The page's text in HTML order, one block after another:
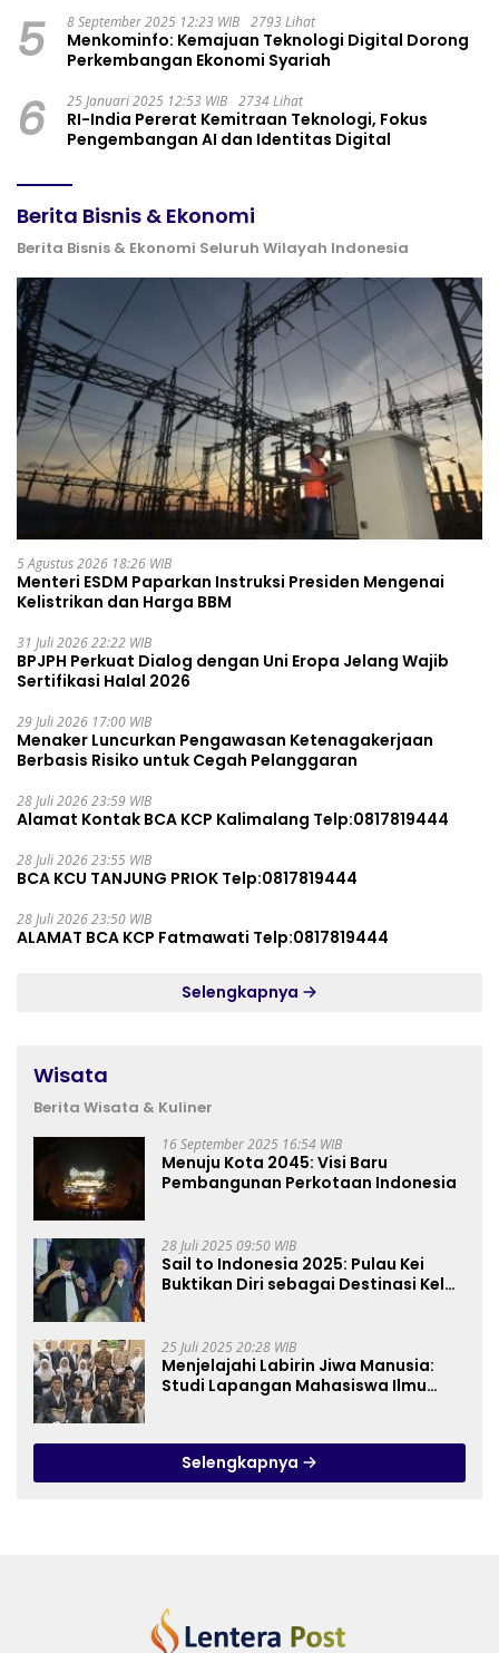
5 8 September 2025 12:23 WIB 2793 Lihat
Menkominfo: Kemajuan Teknologi Digital Dorong
Perkembangan Ekonomi Syariah
6 25 Januari 2025 12:53 WIB 2734 Lihat
RI-India Pererat Kemitraan Teknologi, Fokus
Pengembangan AI dan Identitas Digital
Berita Bisnis & Ekonomi
Berita Bisnis & Ekonomi Seluruh Wilayah Indonesia
5 Agustus 2026 18:26 WIB
Menteri ESDM Paparkan Instruksi Presiden Mengenai
Kelistrikan dan Harga BBM
31 Juli 2026 22:22 WIB
BPJPH Perkuat Dialog dengan Uni Eropa Jelang Wajib
Sertifikasi Halal 2026
29 Juli 2026 17:00 WIB
Menaker Luncurkan Pengawasan Ketenagakerjaan
Berbasis Risiko untuk Cegah Pelanggaran
28 Juli 2026 23:59 WIB
Alamat Kontak BCA KCP Kalimalang Telp:0817819444
28 Juli 2026 23:55 WIB
BCA KCU TANJUNG PRIOK Telp:0817819444
28 Juli 2026 23:50 WIB
ALAMAT BCA KCP Fatmawati Telp:0817819444
Selengkapnya
Wisata
Berita Wisata & Kuliner
16 September 2025 16:54 WIB
Menuju Kota 2045: Visi Baru
Pembangunan Perkotaan Indonesia
28 Juli 2025 09:50 WIB
Sail to Indonesia 2025: Pulau Kei
Buktikan Diri sebagai Destinasi Kelas
25 Juli 2025 20:28 WIB
Menjelajahi Labirin Jiwa Manusia:
Studi Lapangan Mahasiswa Ilmu
Selengkapnya